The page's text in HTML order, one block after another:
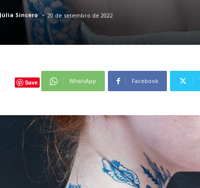
Júlia Sincero - 20 de setembro de 2022
Save WhatsApp Facebook